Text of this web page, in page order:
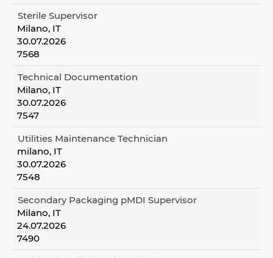
Sterile Supervisor
Milano, IT
30.07.2026
7568
Technical Documentation
Milano, IT
30.07.2026
7547
Utilities Maintenance Technician
milano, IT
30.07.2026
7548
Secondary Packaging pMDI Supervisor
Milano, IT
24.07.2026
7490